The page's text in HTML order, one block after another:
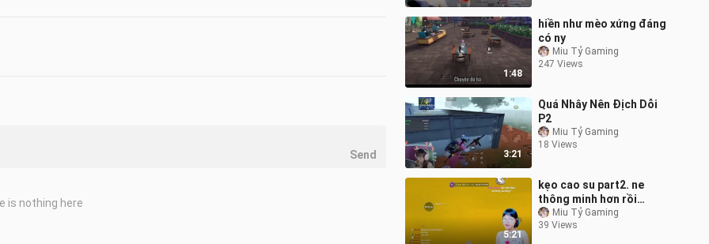
1:48
hiền như mèo xứng đáng
có ny
Miu Tỷ Gaming
247 Views
3:21
Quá Nhây Nên Địch Dỗi
P2
Miu Tỷ Gaming
18 Views
5:21
kẹo cao su part2. ne
thông minh hơn rồi
hahaaa
Miu Tỷ Gaming
39 Views
Send
is nothing here